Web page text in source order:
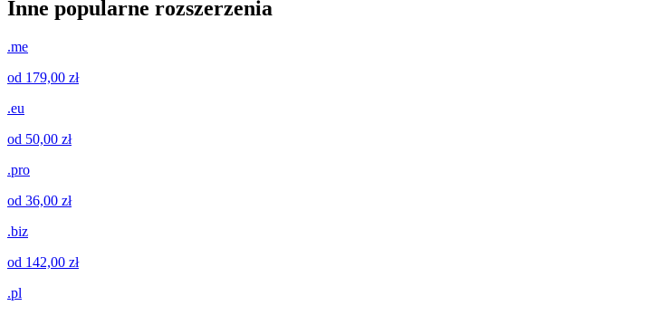
Inne popularne rozszerzenia
.me
od 179,00 zł
.eu
od 50,00 zł
.pro
od 36,00 zł
.biz
od 142,00 zł
.pl